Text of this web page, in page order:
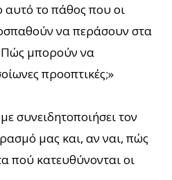
αυτό το πάθος που οι
να περάσουν στα
Πώς μπορούν να
προοπτικές;»
συνειδητοποιήσει τον
μας και, αν ναι, πώς
πού κατευθύνονται οι